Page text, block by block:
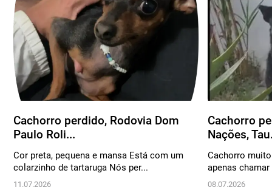
Cachorro perdido, Rodovia Dom
Paulo Roli...
Cor preta, pequena e mansa Está com um
colarzinho de tartaruga Nós per...
11.07.2026
Cachorro
Nações,
Cachorro
apenas
08.07.2026